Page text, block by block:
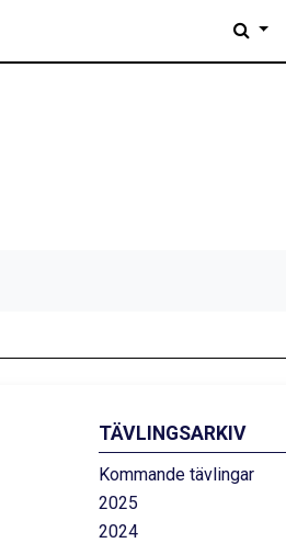
TÄVLINGSARKIV
Kommande tävlingar
2025
2024